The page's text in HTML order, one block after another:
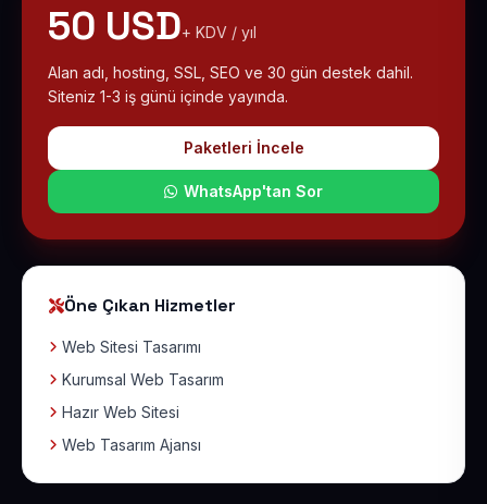
50 USD+ KDV / yıl
Alan adı, hosting, SSL, SEO ve 30 gün destek dahil.
Siteniz 1-3 iş günü içinde yayında.
Paketleri İncele
WhatsApp'tan Sor
Öne Çıkan Hizmetler
Web Sitesi Tasarımı
Kurumsal Web Tasarım
Hazır Web Sitesi
Web Tasarım Ajansı